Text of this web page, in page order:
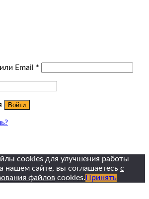
Email *
Войти
cookies для улучшения работы
нашем сайте, вы соглашаетесь с
файлов cookies. Принять